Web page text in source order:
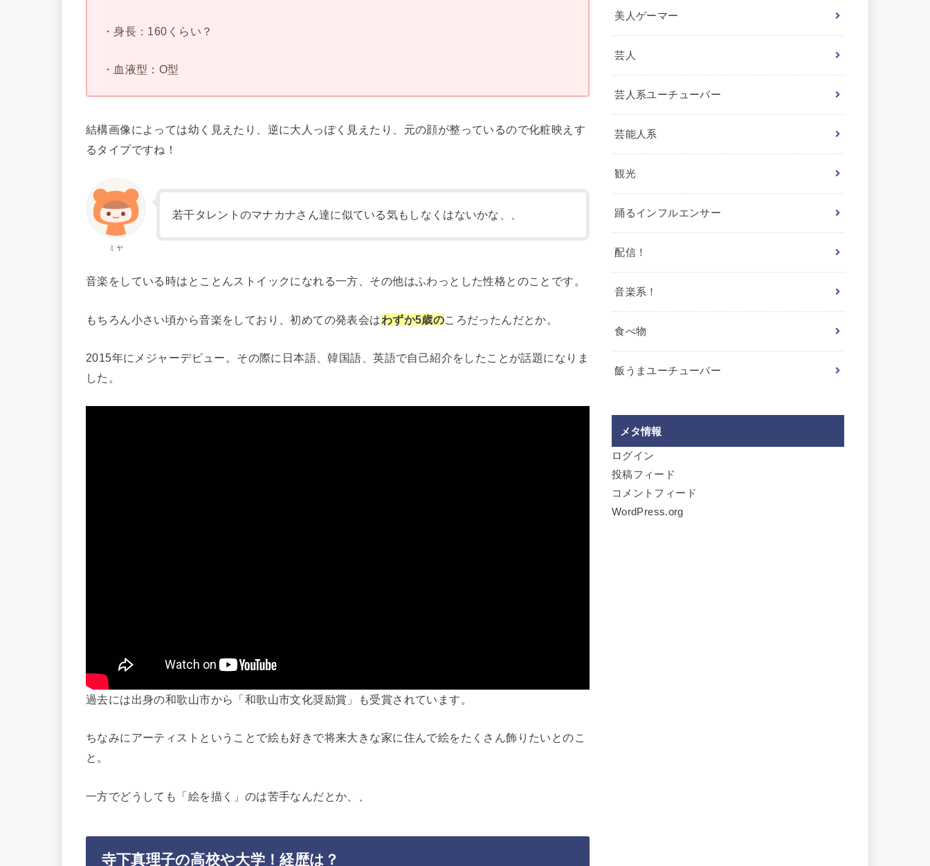
・身長：160くらい？
・血液型：O型
結構画像によっては幼く見えたり、逆に大人っぽく見えたり、元の顔が整っているので化粧映えす
るタイプですね！
ミヤ
若干タレントのマナカナさん達に似ている気もしなくはないかな、、
音楽をしている時はとことんストイックになれる一方、その他はふわっとした性格とのことです。
もちろん小さい頃から音楽をしており、初めての発表会はわずか5歳のころだったんだとか。
2015年にメジャーデビュー。その際に日本語、韓国語、英語で自己紹介をしたことが話題になりま
した。
過去には出身の和歌山市から「和歌山市文化奨励賞」も受賞されています。
ちなみにアーティストということで絵も好きで将来大きな家に住んで絵をたくさん飾りたいとのこ
と。
一方でどうしても「絵を描く」のは苦手なんだとか、、
寺下真理子の高校や大学！経歴は？
美人ゲーマー
芸人
芸人系ユーチューバー
芸能人系
観光
踊るインフルエンサー
配信！
音楽系！
食べ物
飯うまユーチューバー
メタ情報
ログイン
投稿フィード
コメントフィード
WordPress.org